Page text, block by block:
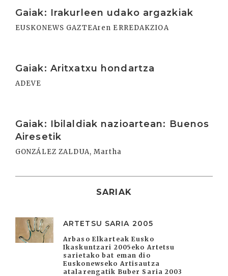
Gaiak: Irakurleen udako argazkiak
EUSKONEWS GAZTEAren ERREDAKZIOA
Gaiak: Aritxatxu hondartza
ADEVE
Gaiak: Ibilaldiak nazioartean: Buenos
Airesetik
GONZÁLEZ ZALDUA, Martha
SARIAK
ARTETSU SARIA 2005
Arbaso Elkarteak Eusko
Ikaskuntzari 2005eko Artetsu
sarietako bat eman dio
Euskonewseko Artisautza
atalarengatik Buber Saria 2003